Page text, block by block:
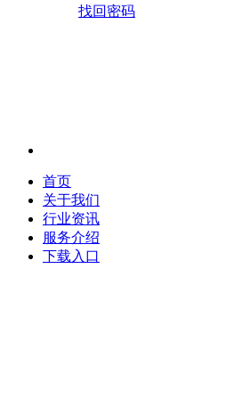
找回密码
首页
关于我们
行业资讯
服务介绍
下载入口